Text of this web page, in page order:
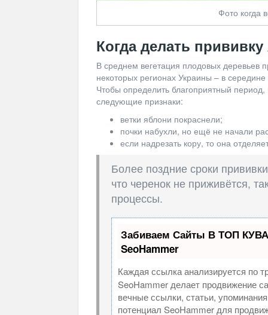
Фото когда
Когда делать
В среднем вегетация плодовых деревьев
некоторых регионах Украины – в
Чтобы определить благоприятный
следующие признаки:
ветки яблони покраснели;
почки набухли, но ещё не начали
если надрезать кору, то она
Более поздние сроки
что черенок не приживётся,
процессы.
Забиваем Сайты В ТОП
SeoHammer
Каждая ссылка анализируется по
SeoHammer делает продвижение
вечные ссылки, статьи,
потенциал SeoHammer для